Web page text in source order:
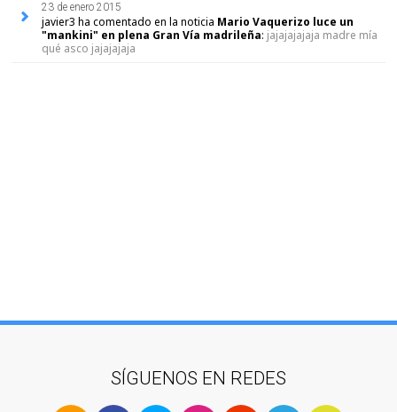
23 de enero 2015
javier3 ha comentado en la noticia Mario Vaquerizo luce un
"mankini" en plena Gran Vía madrileña: jajajajajaja madre mía
qué asco jajajajaja
SÍGUENOS EN REDES